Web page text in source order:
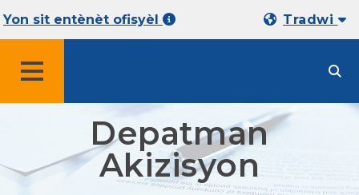
Yon sit entènèt ofisyèl Tradwi
Depatman
Akizisyon